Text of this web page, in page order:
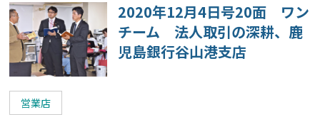
2020年12月4日号20面 ワン
チーム 法人取引の深耕、鹿
児島銀行谷山港支店
営業店